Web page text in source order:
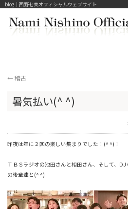
blog｜西野七美オフィシャルウェブサイト
←稽古
暑気払い(^ ^)
昨夜は年に２回の楽しい集まりでした！(^ ^)！
ＴＢＳラジオの池田さんと相田さん、そして、DJ
の後輩達と(^ ^)